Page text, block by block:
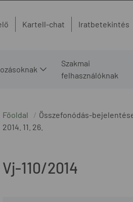
Kartell-chat Iratbetekintés
Szakmai
felhasználóknak
Főoldal
Összefonódás-
2014. 11. 26.
Vj-110/2014